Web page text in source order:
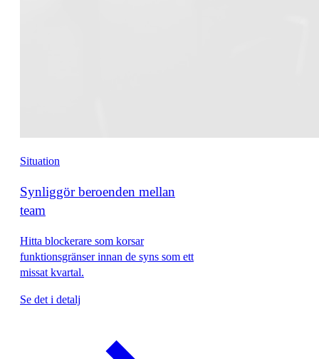
Situation
Synliggör beroenden mellan
team
Hitta blockerare som korsar
funktionsgränser innan de syns som ett
missat kvartal.
Se det i detalj